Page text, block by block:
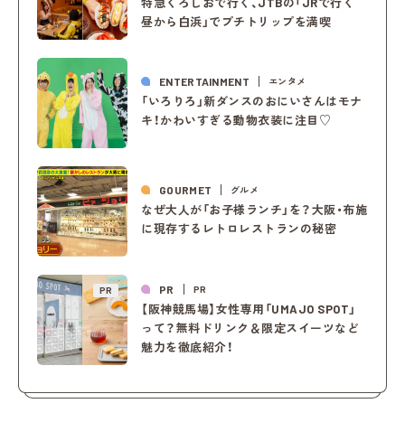
昼から白浜」でプチトリップを満喫
ENTERTAINMENT エンタメ
「いろりろ」新ダンスのおにいさんはモナ
キ！かわいすぎる動物衣装に注目♡
GOURMET グルメ
なぜ大人が「お子様ランチ」を？大阪・布施
に現存するレトロレストランの秘密
PR PR PR
【阪神競馬場】女性専用「UMAJO SPOT」
って？無料ドリンク＆限定スイーツなど
魅力を徹底紹介！